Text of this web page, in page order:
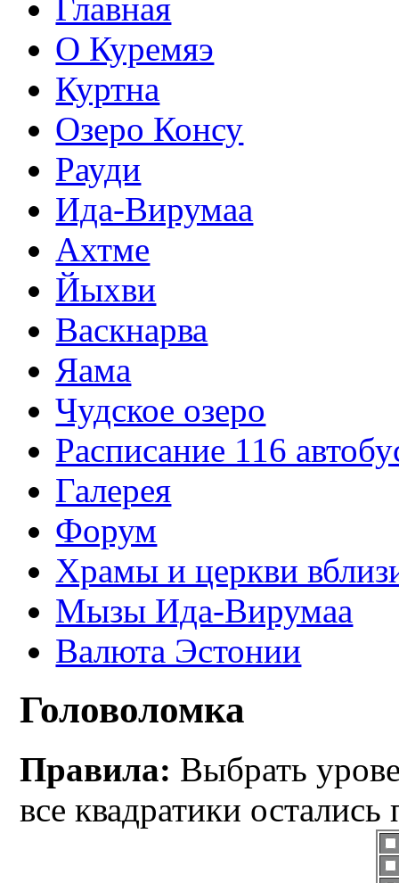
Главная
О Куремяэ
Куртна
Озеро Консу
Рауди
Ида-Вирумаа
Ахтме
Йыхви
Васкнарва
Яама
Чудское озеро
Расписание 116
Галерея
Форум
Храмы и церкви
Мызы Ида-Вирумаа
Валюта Эстонии
Головоломка
Правила: Выбрать
все квадратики